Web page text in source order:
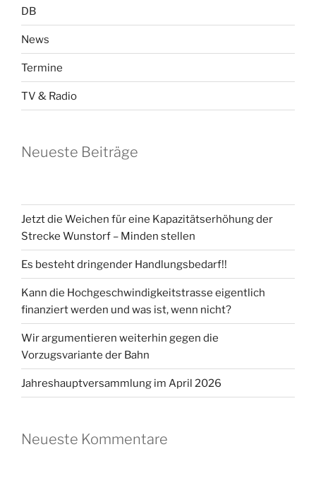
DB
News
Termine
TV & Radio
Neueste Beiträge
Jetzt die Weichen für eine Kapazitätserhöhung der
Strecke Wunstorf – Minden stellen
Es besteht dringender Handlungsbedarf!!
Kann die Hochgeschwindigkeitstrasse eigentlich
finanziert werden und was ist, wenn nicht?
Wir argumentieren weiterhin gegen die
Vorzugsvariante der Bahn
Jahreshauptversammlung im April 2026
Neueste Kommentare